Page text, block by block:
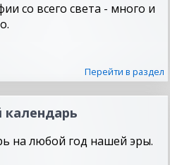
со всего света - много и
Перейти в раздел
на любой год нашей эры.